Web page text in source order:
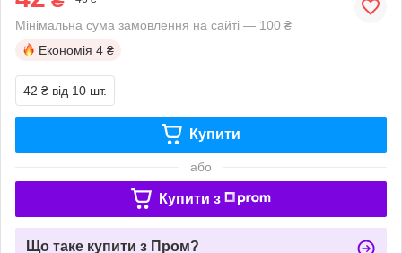
Мінімальна сума замовлення на сайті — 100 ₴
Економія 4 ₴
42 ₴ від 10 шт.
Купити
або
Купити з
Що таке купити з Пром?